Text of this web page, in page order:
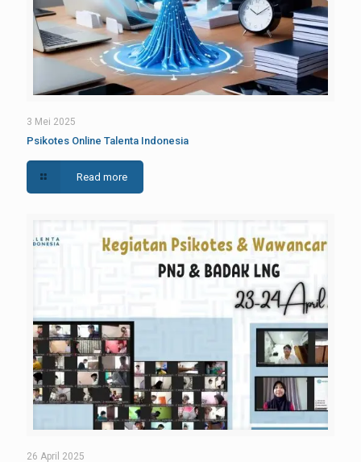
3 Mei 2025
Psikotes Online Talenta Indonesia
Read more
26 April 2025